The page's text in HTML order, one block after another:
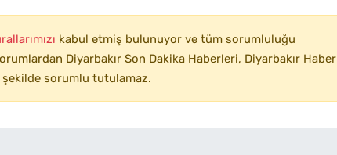
kabul etmiş bulunuyor ve tüm sorumluluğu
Diyarbakır Son Dakika Haberleri, Diyarbakır Haber |
sorumlu tutulamaz.